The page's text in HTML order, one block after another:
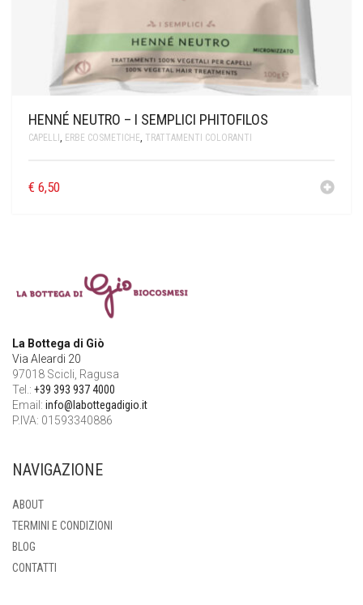
HENNÉ NEUTRO – I SEMPLICI PHITOFILOS
CAPELLI , ERBE COSMETICHE, TRATTAMENTI COLORANTI
€ 6,50
La Bottega di Giò
Via Aleardi 20
97018 Scicli, Ragusa
Tel.: +39 393 937 4000
Email: info@labottegadigio.it
P.IVA: 01593340886
NAVIGAZIONE
ABOUT
TERMINI E CONDIZIONI
BLOG
CONTATTI